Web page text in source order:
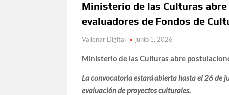
Ministerio de las Culturas
evaluadores de Fondos de
Vallenar Digital junio 3, 2026
Ministerio de las Culturas abre
La convocatoria estará abierta hasta el 26 de
evaluación de proyectos culturales.